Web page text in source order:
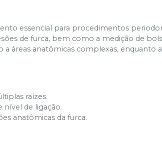
essencial para procedimentos
de furca, bem como a medição de
a áreas anatômicas complexas, enquanto
raízes.
nível de ligação.
anatômicas da furca.